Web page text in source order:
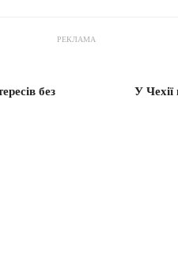
РЕКЛАМА
без
У Чехії